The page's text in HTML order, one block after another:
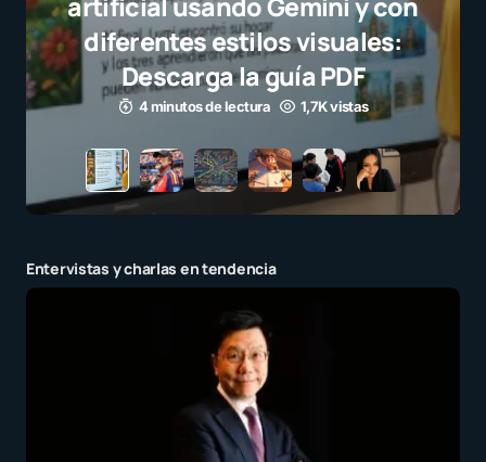
el juego limpio como ejemplo
para millones de niños
3 minutos de lectura 1,1K vistas
Entervistas y charlas en tendencia